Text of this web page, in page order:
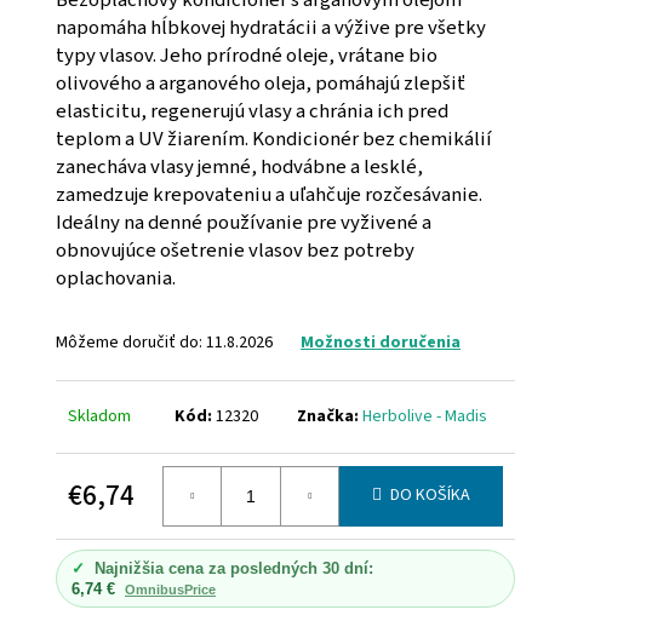
napomáha hĺbkovej hydratácii a výžive pre všetky
typy vlasov. Jeho prírodné oleje, vrátane bio
olivového a arganového oleja, pomáhajú zlepšiť
elasticitu, regenerujú vlasy a chránia ich pred
teplom a UV žiarením. Kondicionér bez chemikálií
zanecháva vlasy jemné, hodvábne a lesklé,
zamedzuje krepovateniu a uľahčuje rozčesávanie.
Ideálny na denné používanie pre vyživené a
obnovujúce ošetrenie vlasov bez potreby
oplachovania.
Môžeme doručiť do: 11.8.2026 Možnosti doručenia
Skladom Kód: 12320 Značka:Herbolive - Madis
€6,74
cena:
DO KOŠÍKA
✓
Najnižšia cena za posledných 30 dní:
6,74 €
OmnibusPrice